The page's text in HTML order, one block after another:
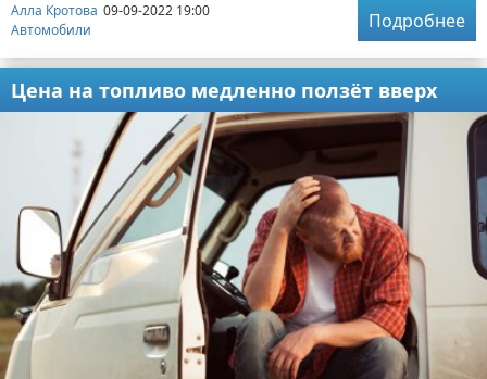
Алла Кротова 09-09-2022 19:00
Автомобили
Подробнее
Цена на топливо медленно ползёт вверх